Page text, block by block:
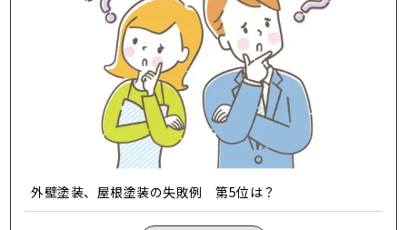
外壁塗装、屋根塗装の失敗例 第5位は？